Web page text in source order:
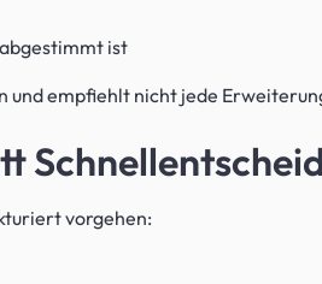
ist
und empfiehlt nicht jede
vorgehen: